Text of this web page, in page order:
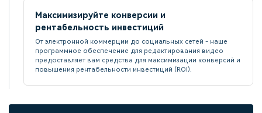
Максимизируйте конверсии и
рентабельность инвестиций
От электронной коммерции до социальных сетей - наше
программное обеспечение для редактирования видео
предоставляет вам средства для максимизации конверсий и
повышения рентабельности инвестиций (ROI).